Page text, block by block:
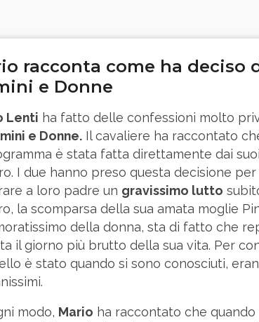
racconta come ha deciso
e Donne
Lenti ha fatto delle confessioni molto
e Donne. Il cavaliere ha raccontato
è stata fatta direttamente dai
I due hanno preso questa decisione
a loro padre un gravissimo lutto
la scomparsa della sua amata moglie
della donna, sta di fatto che
il giorno più brutto della sua vita. Per
è stato quando si sono conosciuti,
modo, Mario ha raccontato che